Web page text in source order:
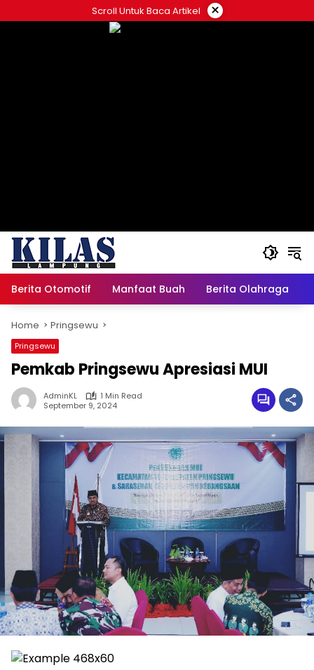
to
Scroll Untuk Baca Artikel ×
Berita Otomotif Manfaat Buah Berita Olahraga
Home Pringsewu
Pringsewu
Pemkab Pringsewu Apresiasi MUI
AdminKL
1 Min Read
September 9, 2024